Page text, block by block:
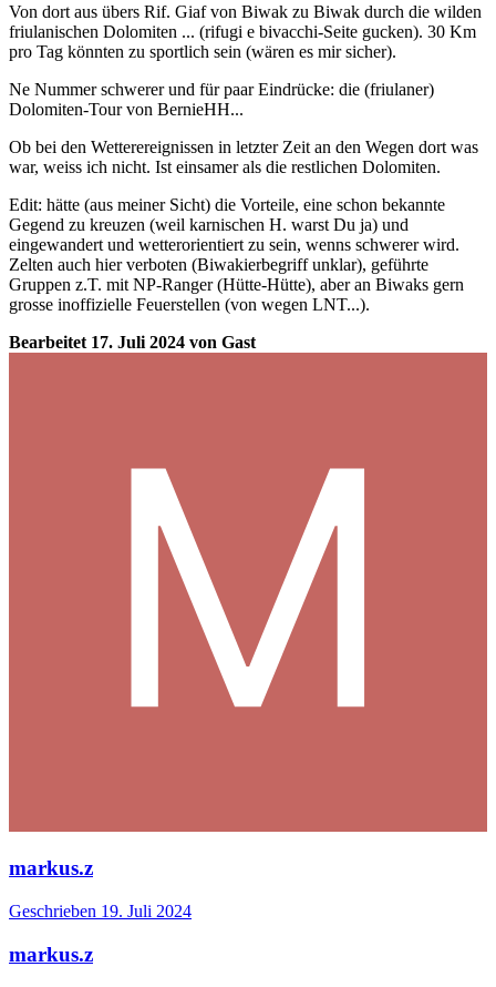
Von dort aus übers Rif. Giaf von Biwak zu Biwak durch die wilden
friulanischen Dolomiten ... (rifugi e bivacchi-Seite gucken). 30 Km
pro Tag könnten zu sportlich sein (wären es mir sicher).
Ne Nummer schwerer und für paar Eindrücke: die (friulaner)
Dolomiten-Tour von BernieHH...
Ob bei den Wetterereignissen in letzter Zeit an den Wegen dort was
war, weiss ich nicht. Ist einsamer als die restlichen Dolomiten.
Edit: hätte (aus meiner Sicht) die Vorteile, eine schon bekannte
Gegend zu kreuzen (weil karnischen H. warst Du ja) und
eingewandert und wetterorientiert zu sein, wenns schwerer wird.
Zelten auch hier verboten (Biwakierbegriff unklar), geführte
Gruppen z.T. mit NP-Ranger (Hütte-Hütte), aber an Biwaks gern
grosse inoffizielle Feuerstellen (von wegen LNT...).
Bearbeitet 17. Juli 2024 von Gast
markus.z
Geschrieben 19. Juli 2024
markus.z